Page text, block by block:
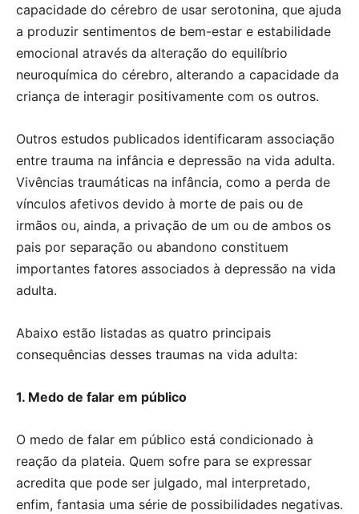
capacidade do cérebro de usar serotonina, que ajuda
a produzir sentimentos de bem-estar e estabilidade
emocional através da alteração do equilíbrio
neuroquímica do cérebro, alterando a capacidade da
criança de interagir positivamente com os outros.
Outros estudos publicados identificaram associação
entre trauma na infância e depressão na vida adulta.
Vivências traumáticas na infância, como a perda de
vínculos afetivos devido à morte de pais ou de
irmãos ou, ainda, a privação de um ou de ambos os
pais por separação ou abandono constituem
importantes fatores associados à depressão na vida
adulta.
Abaixo estão listadas as quatro principais
consequências desses traumas na vida adulta:
1. Medo de falar em público
O medo de falar em público está condicionado à
reação da plateia. Quem sofre para se expressar
acredita que pode ser julgado, mal interpretado,
enfim, fantasia uma série de possibilidades negativas.